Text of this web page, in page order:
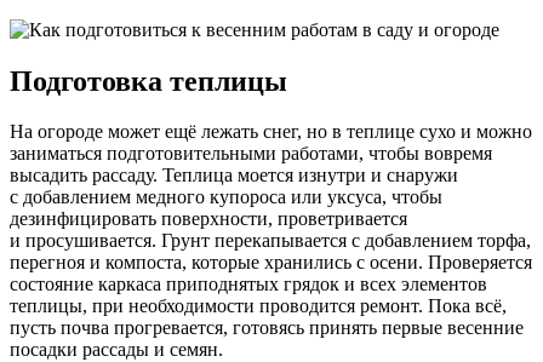
Подготовка теплицы
На огороде может ещё лежать снег, но в теплице сухо и можно
заниматься подготовительными работами, чтобы вовремя
высадить рассаду. Теплица моется изнутри и снаружи
с добавлением медного купороса или уксуса, чтобы
дезинфицировать поверхности, проветривается
и просушивается. Грунт перекапывается с добавлением торфа,
перегноя и компоста, которые хранились с осени. Проверяется
состояние каркаса приподнятых грядок и всех элементов
теплицы, при необходимости проводится ремонт. Пока всё,
пусть почва прогревается, готовясь принять первые весенние
посадки рассады и семян.